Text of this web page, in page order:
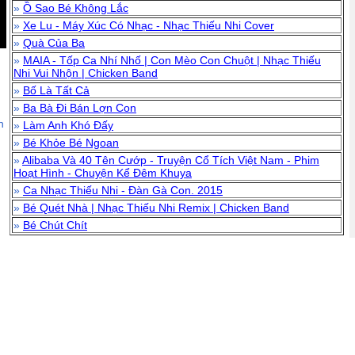
» Ồ Sao Bé Không Lắc
» Xe Lu - Máy Xúc Có Nhạc - Nhạc Thiếu Nhi Cover
» Quà Của Ba
» MAIA - Tốp Ca Nhí Nhố | Con Mèo Con Chuột | Nhạc Thiếu
Nhi Vui Nhộn | Chicken Band
» Bố Là Tất Cả
» Ba Bà Đi Bán Lợn Con
» Làm Anh Khó Đấy
» Bé Khỏe Bé Ngoan
»Alibaba Và 40 Tên Cướp - Truyện Cổ Tích Việt Nam - Phim
Hoạt Hình - Chuyện Kể Đêm Khuya
» Ca Nhạc Thiếu Nhi - Đàn Gà Con. 2015
» Bé Quét Nhà | Nhạc Thiếu Nhi Remix | Chicken Band
» Bé Chút Chít